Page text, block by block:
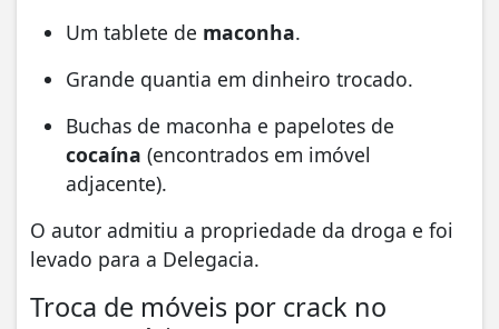
Um tablete de maconha.
Grande quantia em dinheiro trocado.
Buchas de maconha e papelotes de
cocaína (encontrados em imóvel
adjacente).
O autor admitiu a propriedade da droga e foi
levado para a Delegacia.
Troca de móveis por crack no